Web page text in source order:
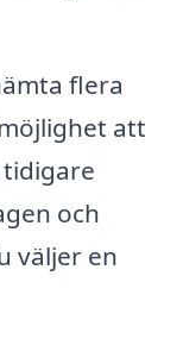
flera
att
och
väljer en